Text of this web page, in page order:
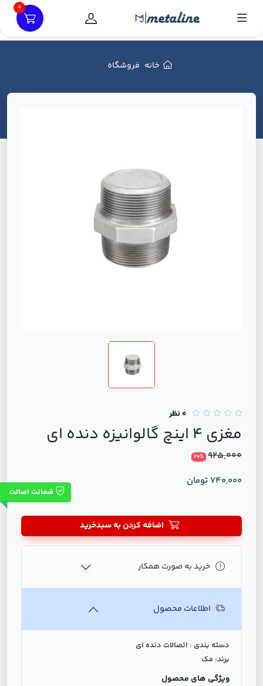
0
خانه فروشگاه
0 نظر
مغزی 4 اینچ گالوانیزه دنده ای
925,000
20%
740,000 تومان
ضمانت اصالت
اضافه کردن به سبدخرید
خرید به صورت همکار
اطلاعات محصول
دسته بندی : اتصالات دنده ای
برند: مک
ویژگی های محصول